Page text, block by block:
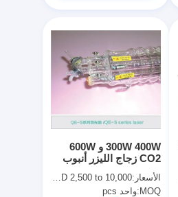
300W 400W و 600W
CO2 زجاج الليزر أنبوب
لالأسري معدات الليزر
الأسعار:USD 2,500 to 10,000
MOQ: واحد pcs